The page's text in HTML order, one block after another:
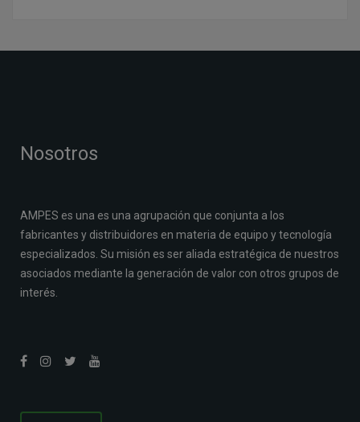
Nosotros
AMPES es una es una agrupación que conjunta a los
fabricantes y distribuidores en materia de equipo y tecnología
especializados. Su misión es ser aliada estratégica de nuestros
asociados mediante la generación de valor con otros grupos de
interés.